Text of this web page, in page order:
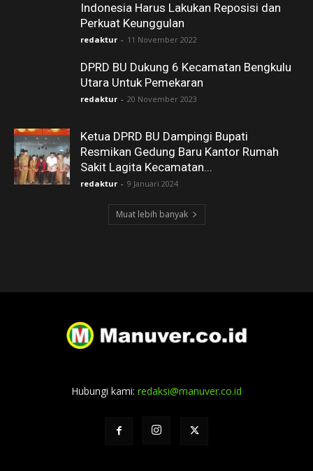
Indonesia Harus Lakukan Reposisi dan
Perkuat Keunggulan
redaktur - 11 November 2022
DPRD BU Dukung 6 Kecamatan Bengkulu
Utara Untuk Pemekaran
redaktur - 20 November 2023
Ketua DPRD BU Dampingi Bupati
Resmikan Gedung Baru Kantor Rumah
Sakit Lagita Kecamatan...
redaktur - 9 Januari 2024
Muat lebih banyak
Hubungi kami: redaksi@manuver.co.id